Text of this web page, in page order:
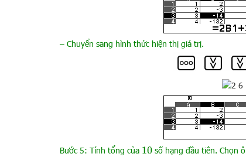
– Chuyển sang hình thức hiện thị giá trị.
Bước 5: Tính tổng của 10số hạng đầu tiên. Chọn ô